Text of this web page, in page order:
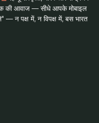
की आवाज — सीधे आपके मोबाइल
— न पक्ष में, न विपक्ष में, बस भारत